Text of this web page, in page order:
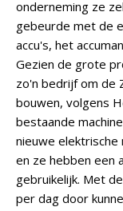
onderneming ze
gebeurde met de
accu's, het
Gezien de grote
zo'n bedrijf om de
bouwen, volgens
bestaande
nieuwe
en ze hebben een
gebruikelijk. Met
per dag door